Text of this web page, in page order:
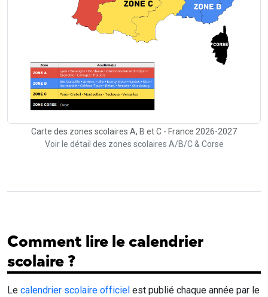
Carte des zones scolaires A, B et C - France 2026-2027
Voir le détail des zones scolaires A/B/C & Corse
Comment lire le calendrier
scolaire ?
Le calendrier scolaire officiel est publié chaque année par le